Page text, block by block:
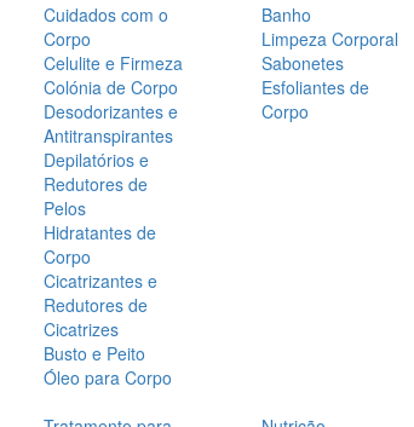
Cuidados com o
Corpo
Celulite e Firmeza
Colónia de Corpo
Desodorizantes e
Antitranspirantes
Depilatórios e
Redutores de
Pelos
Hidratantes de
Corpo
Cicatrizantes e
Redutores de
Cicatrizes
Busto e Peito
Óleo para Corpo
Banho
Limpeza Corporal
Sabonetes
Esfoliantes de
Corpo